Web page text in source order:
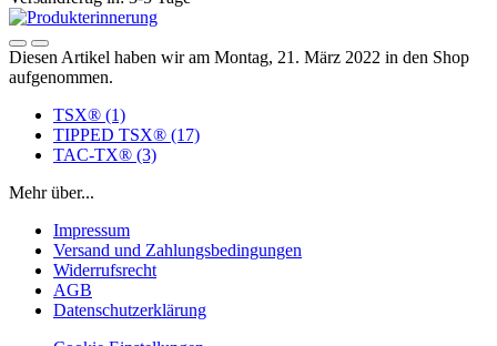
Diesen Artikel haben wir am Montag, 21. März 2022 in den Shop
aufgenommen.
TSX® (1)
TIPPED TSX® (17)
TAC-TX® (3)
Mehr über...
Impressum
Versand und Zahlungsbedingungen
Widerrufsrecht
AGB
Datenschutzerklärung